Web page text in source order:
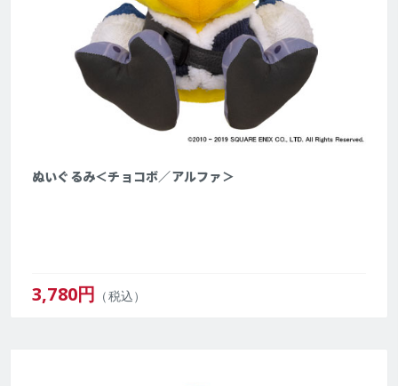
ぬいぐるみ＜チョコボ／アルファ＞
3,780円 （税込）